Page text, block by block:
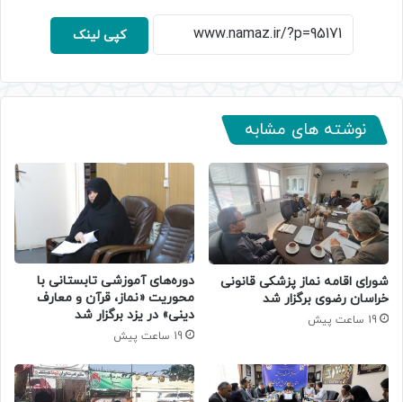
کپی لینک
نوشته های مشابه
شورای اقامه نماز پزشکی قانونی
خراسان رضوی برگزار شد
19 ساعت پیش
دوره‌های آموزشی تابستانی با
محوریت «نماز، قرآن و معارف
دینی» در یزد برگزار شد
19 ساعت پیش